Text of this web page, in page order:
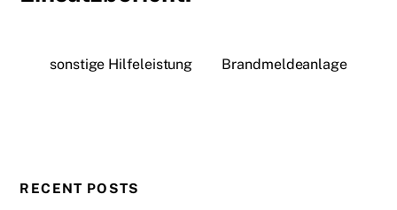
sonstige Hilfeleistung Brandmeldeanlage
RECENT POSTS